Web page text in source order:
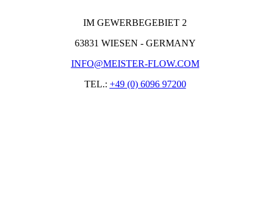
IM GEWERBEGEBIET 2
63831 WIESEN - GERMANY
INFO@MEISTER-FLOW.COM
TEL.: +49 (0) 6096 97200